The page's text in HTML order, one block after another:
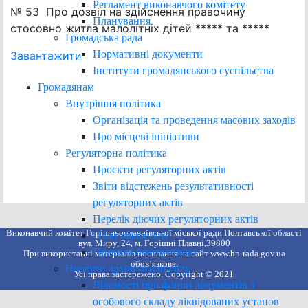
Регламент виконавчого комітету
Планування
Громадська рада
Нормативні документи
Інститути громадянського суспільства
Громадянам
Внутрішня політика
Організація та проведення масових заходів
Про місцеві ініціативи
Регуляторна політика
Проєкти регуляторних актів
Звіти відстежень результативності
регуляторних актів
Перелік діючих регуляторних актів
План діяльності
Правила благоустрою
Послуги архівного відділу
Відомості про фонди документів з
особового складу ліквідованих установ
№ 53 Про дозвіл на здійснення правочину
стосовно житла малолітніх дітей ***** та *****
Завантажити
Виконавчий комітет Горішньоплавнівської міської ради Полтавської області
вул. Миру, 24, м. Горішні Плавні,39800
При використанні матеріалів посилання на сайт www.hp-rada.gov.ua
обов’язкове.
Усі права застережено. Copyright © 2021